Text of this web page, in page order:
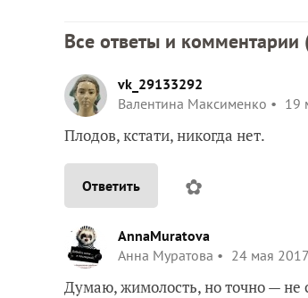
Все ответы и комментарии
vk_29133292
Валентина Максименко
19
Плодов, кстати, никогда нет.
Ответить ✿
AnnaMuratova
Анна Муратова
24 мая
Думаю, жимолость, но точно — не